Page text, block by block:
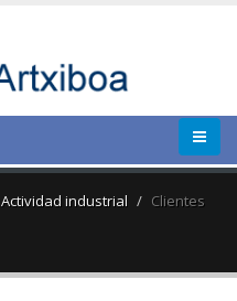
Actividad industrial Clientes